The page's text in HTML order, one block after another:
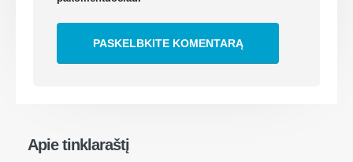
Apie tinklaraštį